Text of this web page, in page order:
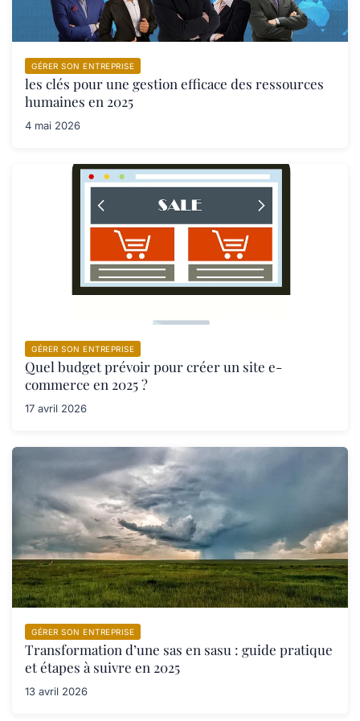
GÉRER SON ENTREPRISE
les clés pour une gestion efficace des ressources
humaines en 2025
4 mai 2026
GÉRER SON ENTREPRISE
Quel budget prévoir pour créer un site e-
commerce en 2025 ?
17 avril 2026
GÉRER SON ENTREPRISE
Transformation d’une sas en sasu : guide pratique
et étapes à suivre en 2025
13 avril 2026